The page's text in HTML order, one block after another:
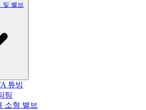
및 밸브
튜빙
팅
소형 밸브